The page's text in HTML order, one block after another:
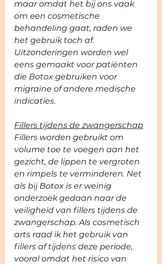
maar omdat het bij ons vaak
om een cosmetische
behandeling gaat, raden we
het gebruik toch af.
Uitzonderingen worden wel
eens gemaakt voor patiënten
die Botox gebruiken voor
migraine of andere medische
indicaties.
Fillers tijdens de zwangerschap
Fillers worden gebruikt om
volume toe te voegen aan het
gezicht, de lippen te vergroten
en rimpels te verminderen. Net
als bij Botox is er weinig
onderzoek gedaan naar de
veiligheid van fillers tijdens de
zwangerschap. Als cosmetisch
arts raad ik het gebruik van
fillers af tijdens deze periode,
vooral omdat het risico van